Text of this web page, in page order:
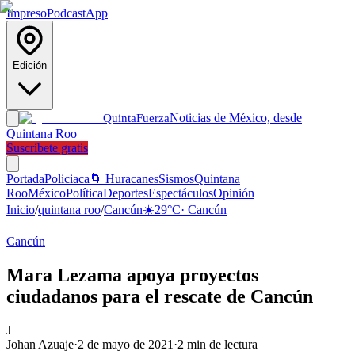
ImpresoPodcastApp
Edición
QuintaFuerzaNoticias de México, desde
Quintana Roo
Suscríbete gratis
PortadaPoliciaca 🌀 HuracanesSismosQuintana
RooMéxicoPolíticaDeportesEspectáculosOpinión
Inicio/quintana roo/Cancún☀️29°C· Cancún
Cancún
Mara Lezama apoya proyectos
ciudadanos para el rescate de Cancún
J
Johan Azuaje·2 de mayo de 2021 ·2 min de lectura